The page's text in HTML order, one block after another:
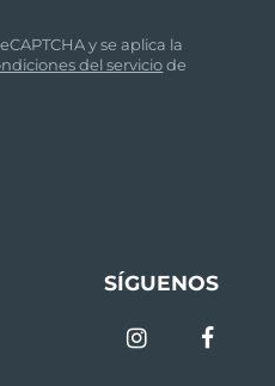
y se aplica la
del serviciode
SÍGUENOS